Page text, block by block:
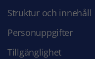
Struktur och innehåll
Personuppgifter
Tillgänglighet